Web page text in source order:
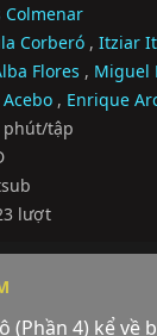
Colmenar
Corberó , Itziar
Flores , Miguel
, Enrique
phút/tập
lượt
(Phần 4) kể về